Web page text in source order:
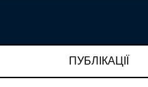
ПУБЛІКАЦІЇ